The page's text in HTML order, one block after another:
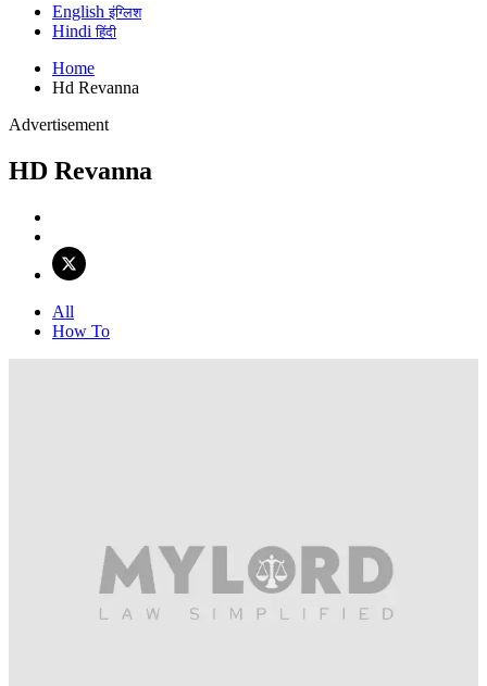
Englishइंग्लिश
Hindiहिंदी
Home
Hd Revanna
Advertisement
HD Revanna
All
How To